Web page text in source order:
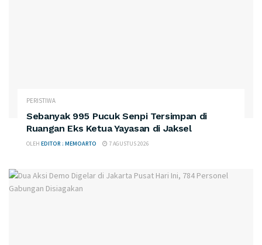
PERISTIWA
Sebanyak 995 Pucuk Senpi Tersimpan di
Ruangan Eks Ketua Yayasan di Jaksel
OLEH EDITOR : MEMOARTO 7 AGUSTUS 2026